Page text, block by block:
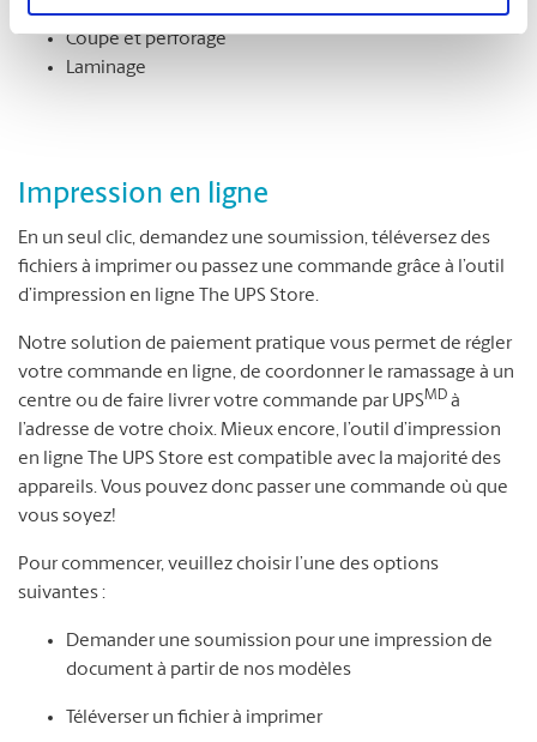
Mise en bloc
Coupe et perforage
Laminage
Impression en ligne
En un seul clic, demandez une soumission, téléversez des
fichiers à imprimer ou passez une commande grâce à l’outil
d’impression en ligne The UPS Store.
Notre solution de paiement pratique vous permet de régler
votre commande en ligne, de coordonner le ramassage à un
centre ou de faire livrer votre commande par UPSMD à
l’adresse de votre choix. Mieux encore, l’outil d’impression
en ligne The UPS Store est compatible avec la majorité des
appareils. Vous pouvez donc passer une commande où que
vous soyez!
Pour commencer, veuillez choisir l’une des options
suivantes :
Demander une soumission pour une impression de
document à partir de nos modèles
Téléverser un fichier à imprimer